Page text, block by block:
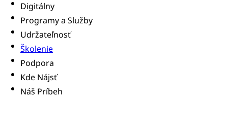
Digitálny
Programy a Služby
Udržateľnosť
Školenie
Podpora
Kde Nájsť
Náš Príbeh